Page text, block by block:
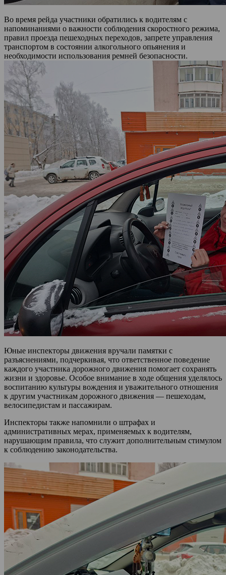
Во время рейда участники обратились к водителям с
напоминаниями о важности соблюдения скоростного режима,
правил проезда пешеходных переходов, запрете управления
транспортом в состоянии алкогольного опьянения и
необходимости использования ремней безопасности.
Юные инспекторы движения вручали памятки с
разъяснениями, подчеркивая, что ответственное поведение
каждого участника дорожного движения помогает сохранять
жизни и здоровье. Особое внимание в ходе общения уделялось
воспитанию культуры вождения и уважительного отношения
к другим участникам дорожного движения — пешеходам,
велосипедистам и пассажирам.
Инспекторы также напомнили о штрафах и
административных мерах, применяемых к водителям,
нарушающим правила, что служит дополнительным стимулом
к соблюдению законодательства.